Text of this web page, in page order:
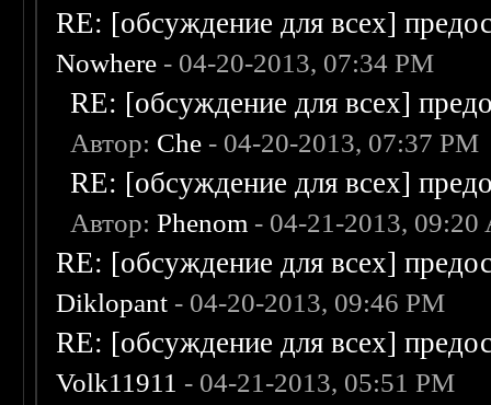
RE: [обсуждение для всех]
Nowhere - 04-20-2013, 07:34 PM
RE: [обсуждение для всех]
Автор: Che - 04-20-2013, 07:37 PM
RE: [обсуждение для всех]
Автор:Phenom - 04-21-2013, 09:20
RE: [обсуждение для всех]
Diklopant - 04-20-2013, 09:46 PM
RE: [обсуждение для всех]
Volk11911 - 04-21-2013, 05:51 PM